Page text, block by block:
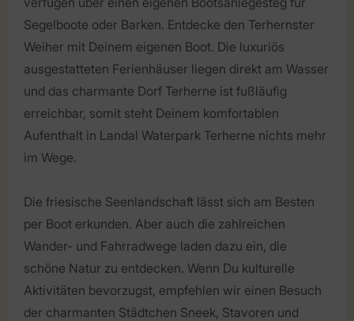
Segelboote oder Barken. Entdecke den Terhernster
Weiher mit Deinem eigenen Boot. Die luxuriös
ausgestatteten Ferienhäuser liegen direkt am Wasser
und das charmante Dorf Terherne ist fußläufig
erreichbar, somit steht Deinem komfortablen
Aufenthalt in Landal Waterpark Terherne nichts mehr
im Wege.
Die friesische Seenlandschaft lässt sich am Besten
per Boot erkunden. Aber auch die zahlreichen
Wander- und Fahrradwege laden dazu ein, die
schöne Natur zu entdecken. Wenn Du kulturelle
Aktivitäten bevorzugst, empfehlen wir einen Besuch
der charmanten Städtchen Sneek, Stavoren und